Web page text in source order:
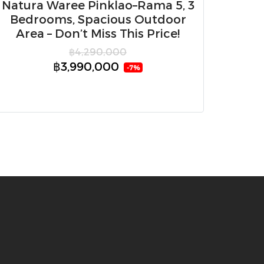
Natura Waree Pinklao–Rama 5, 3
Bedrooms, Spacious Outdoor
Area – Don’t Miss This Price!
฿4,290,000
฿3,990,000 -7%